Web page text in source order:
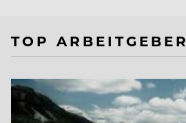
TOP ARBEITGEBER